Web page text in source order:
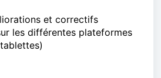
et correctifs
les différentes plateformes